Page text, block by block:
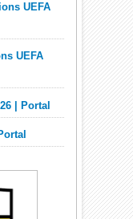
UEFA
UEFA
| Portal